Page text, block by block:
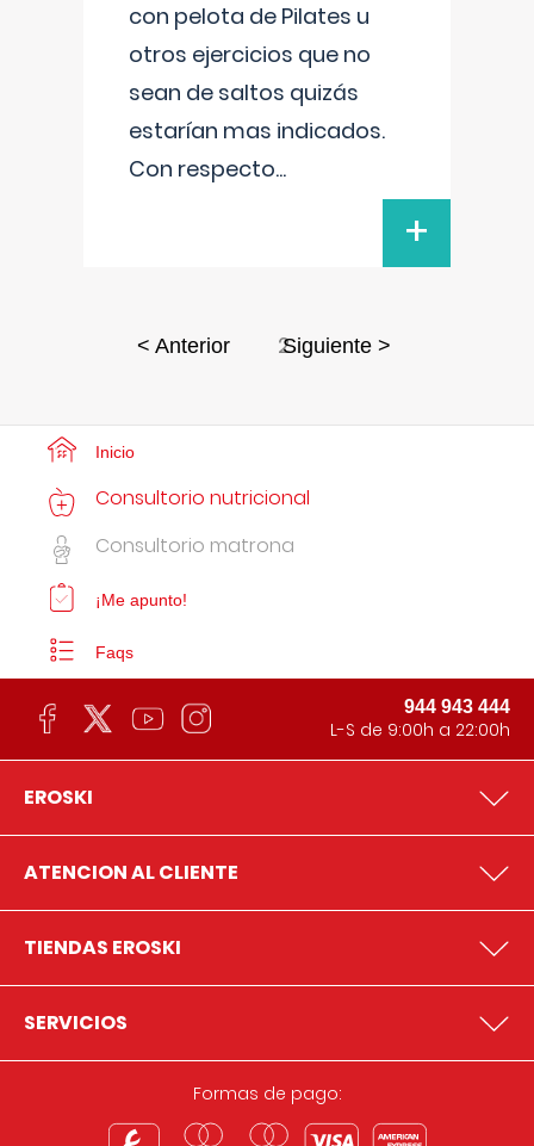
con pelota de Pilates u
otros ejercicios que no
sean de saltos quizás
estarían mas indicados.
Con respecto...
+
< Anterior 2Siguiente >
Inicio
Consultorio nutricional
Consultorio matrona
¡Me apunto!
Faqs
944 943 444
L-S de 9:00h a 22:00h
EROSKI
ATENCION AL CLIENTE
TIENDAS EROSKI
SERVICIOS
Formas de pago: